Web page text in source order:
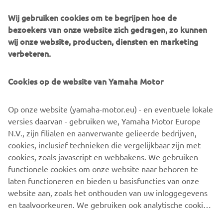
WHAT TO READ NEXT
Onze benadering van duurzaamheid
Ontdek meer
Wij gebruiken cookies om te begrijpen hoe de
bezoekers van onze website zich gedragen, zo kunnen
wij onze website, producten, diensten en marketing
verbeteren.
Cookies op de website van Yamaha Motor
Op onze website (yamaha-motor.eu) - en eventuele lokale
versies daarvan - gebruiken we, Yamaha Motor Europe
N.V., zijn filialen en aanverwante gelieerde bedrijven,
cookies, inclusief technieken die vergelijkbaar zijn met
cookies, zoals javascript en webbakens. We gebruiken
functionele cookies om onze website naar behoren te
laten functioneren en bieden u basisfuncties van onze
website aan, zoals het onthouden van uw inloggegevens
en taalvoorkeuren. We gebruiken ook analytische cookies